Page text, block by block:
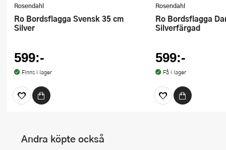
Rosendahl
Ro Bordsflagga Svensk 35 cm
Silver
599:-
Finns i lager
Rosendahl
Ro Bordsflagga Dansk H35 cm
Silverfärgad
599:-
Få i lager
Andra köpte också